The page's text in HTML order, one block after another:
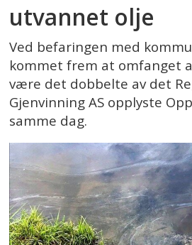
utvannet olje
Ved befaringen med
kommet frem at omfanget
være det dobbelte av det
Gjenvinning AS opplyste
samme dag.